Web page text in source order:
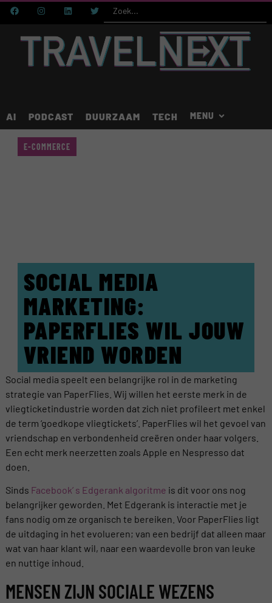
AI PODCAST DUURZAAM TECH
SOCIAL MEDIA
MARKETING:
PAPERFLIES WIL JOUW
VRIEND WORDEN
E-COMMERCE
Social media speelt een belangrijke rol in de marketing
strategie van PaperFlies. Wij willen het eerste merk in de
vliegticketindustrie worden dat zich niet profileert met enkel
de term ‘goedkope vliegtickets’. PaperFlies wil het gevoel van
vriendschap en verbondenheid creëren onder haar volgers.
Een echt merk neerzetten zoals Apple en Nespresso dat
doen.
Sinds Facebook’ s Edgerank algoritme is dit voor ons nog
belangrijker geworden. Met Edgerank is interactie met je
fans nodig om ze organisch te bereiken. Voor PaperFlies ligt
de uitdaging in het evolueren; van een bedrijf dat alleen maar
wat van haar klant wil, naar een waardevolle bron van leuke
en nuttige inhoud.
MENSEN ZIJN SOCIALE WEZENS